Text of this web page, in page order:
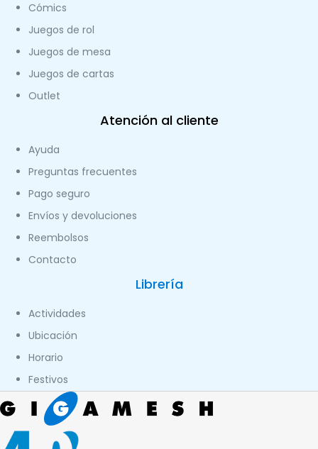
Cómics
Juegos de rol
Juegos de mesa
Juegos de cartas
Outlet
Atención al cliente
Ayuda
Preguntas frecuentes
Pago seguro
Envíos y devoluciones
Reembolsos
Contacto
Librería
Actividades
Ubicación
Horario
Festivos